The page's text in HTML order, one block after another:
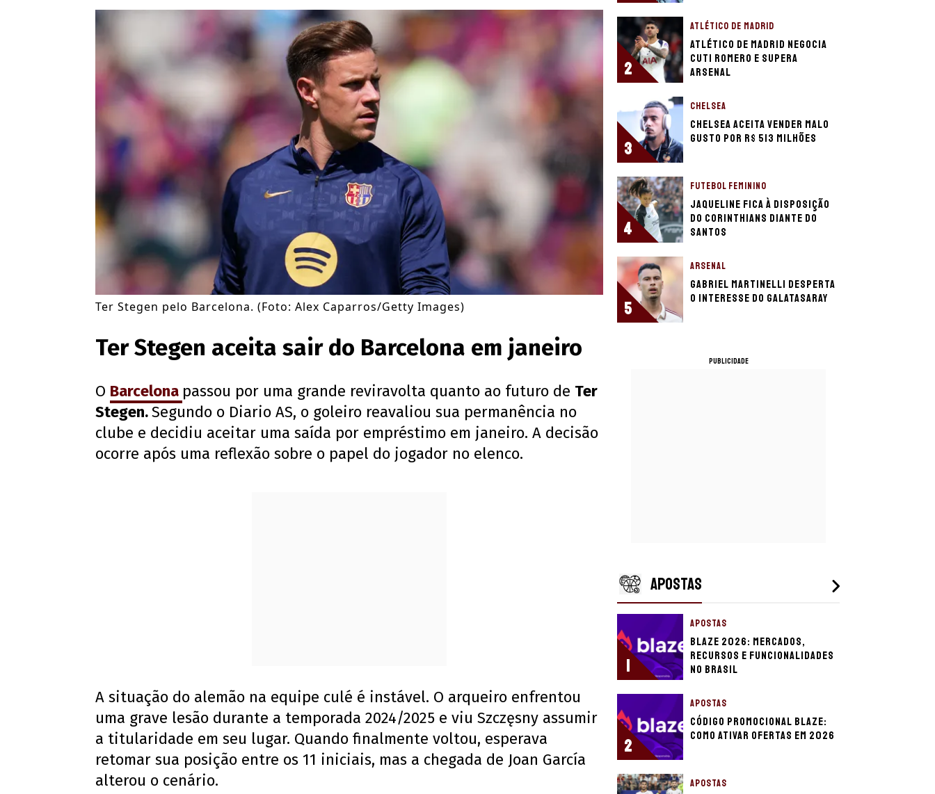
Ter Stegen pelo Barcelona. (Foto: Alex Caparros/Getty Images)
Ter Stegen aceita sair do Barcelona em janeiro
O Barcelona passou por uma grande reviravolta quanto ao futuro de Ter
Stegen.Segundo o Diario AS, o goleiro reavaliou sua permanência no
clube e decidiu aceitar uma saída por empréstimo em janeiro. A decisão
ocorre após uma reflexão sobre o papel do jogador no elenco.
A situação do alemão na equipe culé é instável. O arqueiro enfrentou
uma grave lesão durante a temporada 2024/2025 e viu Szczęsny assumir
a titularidade em seu lugar. Quando finalmente voltou, esperava
retomar sua posição entre os 11 iniciais, mas a chegada de Joan García
alterou o cenário.
2
ATLÉTICO DE MADRID
Atlético de Madrid negocia
Cuti Romero e supera
Arsenal
3
CHELSEA
Chelsea aceita vender Malo
Gusto por R$ 513 milhões
4
FUTEBOL FEMININO
Jaqueline fica à disposição
do Corinthians diante do
Santos
5
ARSENAL
Gabriel Martinelli desperta
o interesse do Galatasaray
PUBLICIDADE
APOSTAS
1
APOSTAS
Blaze 2026: mercados,
recursos e funcionalidades
no Brasil
2
APOSTAS
Código promocional Blaze:
como ativar ofertas em 2026
APOSTAS